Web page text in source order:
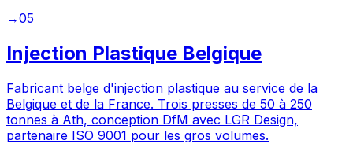
→05
Injection Plastique Belgique
Fabricant belge d'injection plastique au service de la
Belgique et de la France. Trois presses de 50 à 250
tonnes à Ath, conception DfM avec LGR Design,
partenaire ISO 9001 pour les gros volumes.